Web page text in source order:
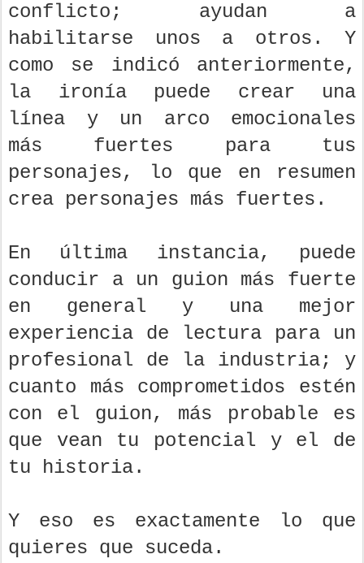
conflicto; ayudan a
habilitarse unos a otros. Y
como se indicó anteriormente,
la ironía puede crear una
línea y un arco emocionales
más fuertes para tus
personajes, lo que en resumen
crea personajes más fuertes.
En última instancia, puede
conducir a un guion más fuerte
en general y una mejor
experiencia de lectura para un
profesional de la industria; y
cuanto más comprometidos estén
con el guion, más probable es
que vean tu potencial y el de
tu historia.
Y eso es exactamente lo que
quieres que suceda.